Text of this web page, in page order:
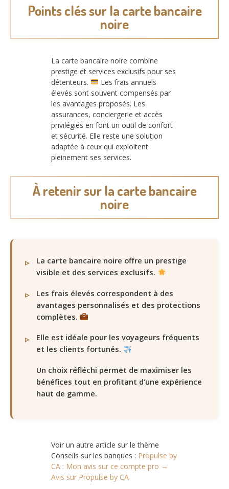
Points clés sur la carte bancaire
noire
La carte bancaire noire combine
prestige et services exclusifs pour ses
détenteurs.
Les frais annuels
élevés sont souvent compensés par
les avantages proposés. Les
assurances, conciergerie et accès
privilégiés en font un outil de confort
et sécurité. Elle reste une solution
adaptée à ceux qui exploitent
pleinement ses services.
À retenir sur la carte bancaire
noire
La carte bancaire noire offre un prestige
visible et des services exclusifs.
Les frais élevés correspondent à des
avantages personnalisés et des protections
complètes.
Elle est idéale pour les voyageurs fréquents
et les clients fortunés.
Un choix réfléchi permet de maximiser les
bénéfices tout en profitant d’une expérience
haut de gamme.
Voir un autre article sur le thème
Conseils sur les banques : Propulse by
CA : Mon avis sur ce compte pro →
Avis sur Propulse by CA